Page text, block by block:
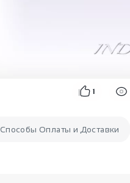
1
Способы Оплаты и Доставки